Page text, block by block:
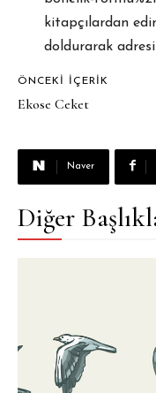
kitapçılardan
doldurarak
ÖNCEKI İÇERIK
Ekose Ceket
Naver
Diğer